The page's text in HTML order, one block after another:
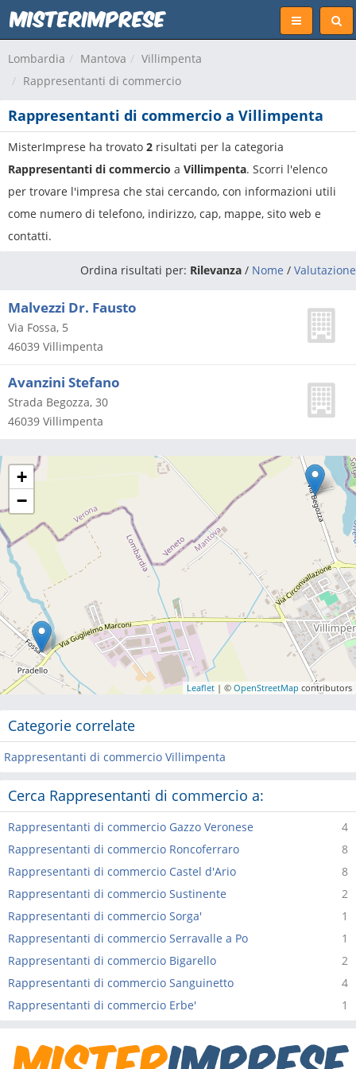
Lombardia Mantova
Villimpenta
Rappresentanti di commercio
Rappresentanti di commercio a Villimpenta
MisterImprese ha trovato 2 risultati per la categoria
Rappresentanti di commercio a Villimpenta. Scorri l'elenco
per trovare l'impresa che stai cercando, con informazioni utili
come numero di telefono, indirizzo, cap, mappe, sito web e
contatti.
Ordina risultati per: Rilevanza / Nome / Valutazione
Malvezzi Dr. Fausto
Via Fossa, 5
46039 Villimpenta
Avanzini Stefano
Strada Begozza, 30
46039 Villimpenta
+
−
Leaflet | © OpenStreetMap contributors
Categorie correlate
Rappresentanti di commercio Villimpenta
Cerca Rappresentanti di commercio a:
4
Rappresentanti di commercio Gazzo Veronese
8
Rappresentanti di commercio Roncoferraro
8
Rappresentanti di commercio Castel d'Ario
2
Rappresentanti di commercio Sustinente
1
Rappresentanti di commercio Sorga'
1
Rappresentanti di commercio Serravalle a Po
2
Rappresentanti di commercio Bigarello
4
Rappresentanti di commercio Sanguinetto
1
Rappresentanti di commercio Erbe'